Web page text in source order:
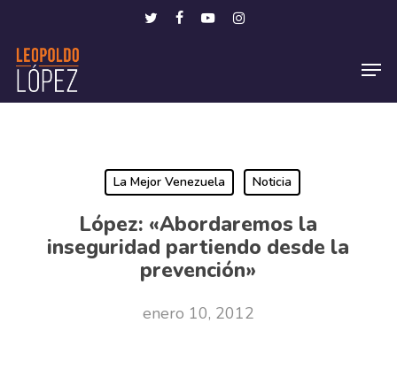
main
content
twitterfacebookyoutubeinstagram
La Mejor Venezuela Noticia
López: «Abordaremos la
inseguridad partiendo desde la
prevención»
enero 10, 2012